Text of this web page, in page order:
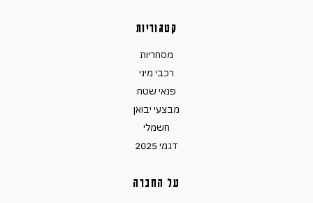
קטגוריות
מסחריות
רכבי מיני
פנאי שטח
מבצעי יבואן
חשמלי
דגמי 2025
על החברה